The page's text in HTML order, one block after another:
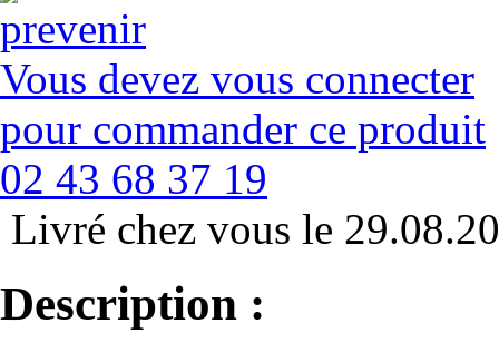
Vous devez vous connecter
pour commander ce produit
02 43 68 37 19
Livré chez vous le
Description :